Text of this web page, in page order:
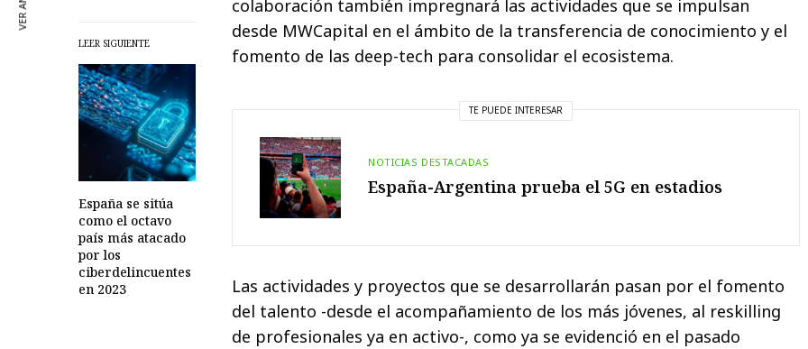
LEER SIGUIENTE
España se sitúa
como el octavo
país más atacado
por los
ciberdelincuentes
en 2023
colaboración también impregnará las actividades que se impulsan
desde MWCapital en el ámbito de la transferencia de conocimiento y el
fomento de las deep-tech para consolidar el ecosistema.
TE PUEDE INTERESAR
NOTICIAS DESTACADAS
España-Argentina prueba el 5G en estadios
Las actividades y proyectos que se desarrollarán pasan por el fomento
del talento -desde el acompañamiento de los más jóvenes, al reskilling
de profesionales ya en activo-, como ya se evidenció en el pasado